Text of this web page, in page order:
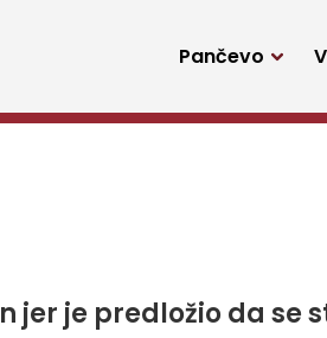
Pančevo
jer je predložio da se